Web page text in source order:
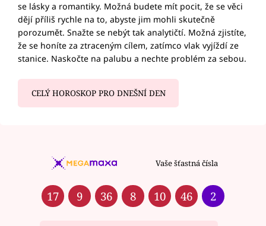
se lásky a romantiky. Možná budete mít pocit, že se věci
dějí příliš rychle na to, abyste jim mohli skutečně
porozumět. Snažte se nebýt tak analytičtí. Možná zjistíte,
že se honíte za ztraceným cílem, zatímco vlak vyjíždí ze
stanice. Naskočte na palubu a nechte problém za sebou.
CELÝ HOROSKOP PRO DNEŠNÍ DEN
Vaše šťastná čísla
17 9 36 8 10 46 2